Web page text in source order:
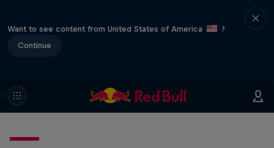
Want to see content from United States of America
?
Continue